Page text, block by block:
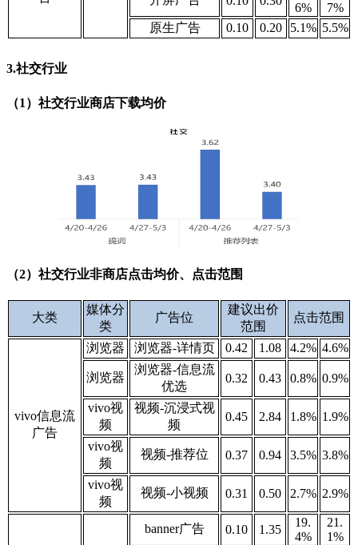
6%
7%
原生广告
0.10 0.20 5.1% 5.5%
3.社交行业
（1）社交行业商店下载均价
（2）社交行业非商店点击均价、点击范围
大类
媒体分
类
广告位
建议出价
范围
点击范围
vivo信息流
广告
浏览器 浏览器-详情页 0.42 1.08 4.2% 4.6%
浏览器
浏览器-信息流
优选
0.32 0.43 0.8% 0.9%
vivo视
频
视频-沉浸式视
频
0.45 2.84 1.8% 1.9%
vivo视
频
视频-推荐位 0.37 0.94 3.5% 3.8%
vivo视
频
视频-小视频 0.31 0.50 2.7% 2.9%
banner广告 0.10 1.35
19.
4%
21.
1%